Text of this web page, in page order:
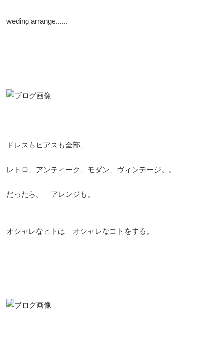
weding arrange......
ドレスもピアスも全部。
レトロ、アンティーク、モダン、ヴィンテージ。。
だったら。 アレンジも。
オシャレなヒトは オシャレなコトをする。